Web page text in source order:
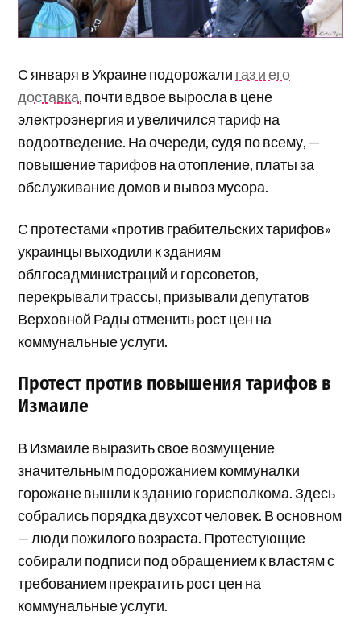
С января в Украине подорожали газ и его
доставка, почти вдвое выросла в цене
электроэнергия и увеличился тариф на
водоотведение. На очереди, судя по всему, —
повышение тарифов на отопление, платы за
обслуживание домов и вывоз мусора.
С протестами «против грабительских тарифов»
украинцы выходили к зданиям
облгосадминистраций и горсоветов,
перекрывали трассы, призывали депутатов
Верховной Рады отменить рост цен на
коммунальные услуги.
Протест против повышения тарифов в
Измаиле
В Измаиле выразить свое возмущение
значительным подорожанием коммуналки
горожане вышли к зданию горисполкома. Здесь
собрались порядка двухсот человек. В основном
— люди пожилого возраста. Протестующие
собирали подписи под обращением к властям с
требованием прекратить рост цен на
коммунальные услуги.